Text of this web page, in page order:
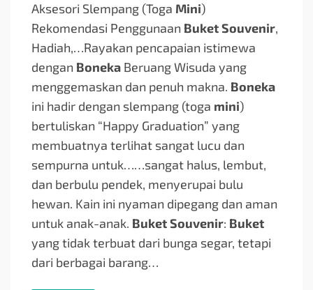
Aksesori Slempang (Toga Mini)
Rekomendasi Penggunaan Buket Souvenir,
Hadiah,…Rayakan pencapaian istimewa
dengan Boneka Beruang Wisuda yang
menggemaskan dan penuh makna. Boneka
ini hadir dengan slempang (toga mini)
bertuliskan “Happy Graduation” yang
membuatnya terlihat sangat lucu dan
sempurna untuk……sangat halus, lembut,
dan berbulu pendek, menyerupai bulu
hewan. Kain ini nyaman dipegang dan aman
untuk anak-anak. Buket Souvenir: Buket
yang tidak terbuat dari bunga segar, tetapi
dari berbagai barang…